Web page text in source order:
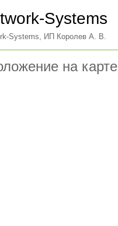
Systems
Systems, ИП Королев А. В.
на